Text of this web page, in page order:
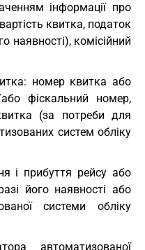
інформації про
квитка, податок
наявності), комісійний
номер квитка або
фіскальний номер,
(за потреби для
систем обліку
і прибуття рейсу або
його наявності або
системи обліку
автоматизованої